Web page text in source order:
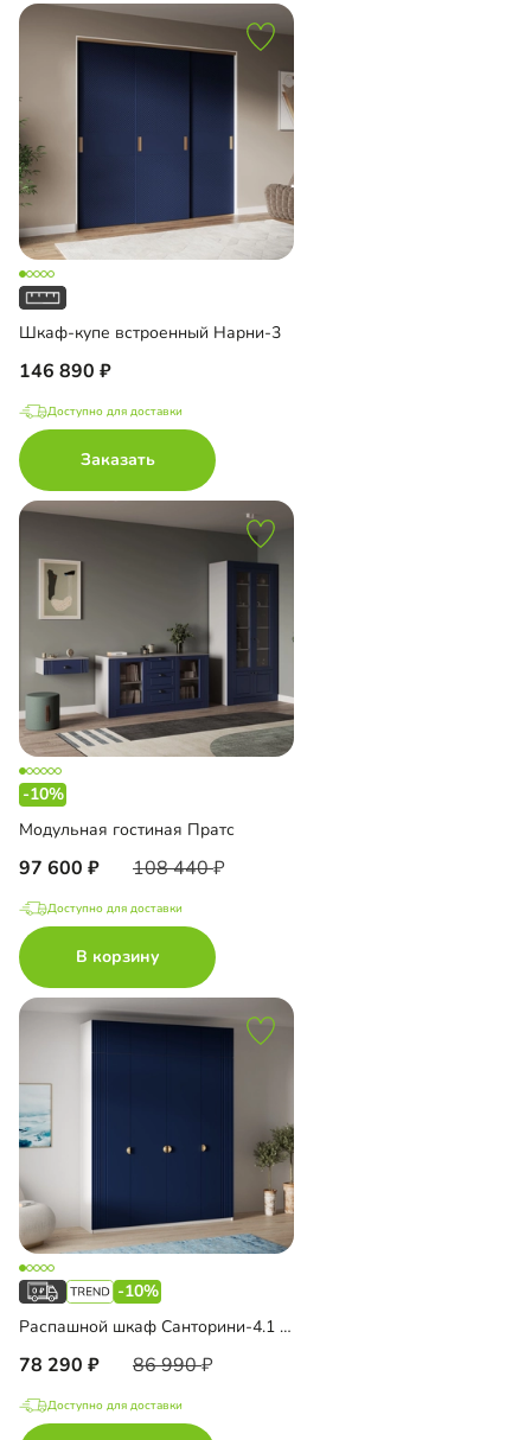
Шкаф-купе встроенный Нарни-3
146 890
Доступно для доставки
Заказать
-10%
Модульная гостиная Пратс
97 600 108 440
Доступно для доставки
В корзину
-10%
Распашной шкаф Санторини-4.1 Лайф с антресолью
78 290 86 990
Доступно для доставки